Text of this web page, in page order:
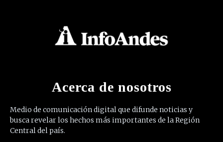
Acerca de nosotros
Medio de comunicación digital que difunde noticias y
busca revelar los hechos más importantes de la Región
Central del país.